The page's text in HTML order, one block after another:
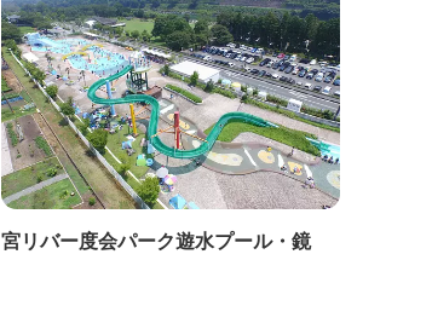
宮リバー度会パーク遊水プール・鏡